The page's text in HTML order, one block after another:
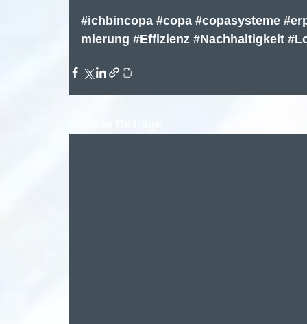
#ichbincopa #copa #copasysteme
mierung #Effizienz #Nachhaltigkeit